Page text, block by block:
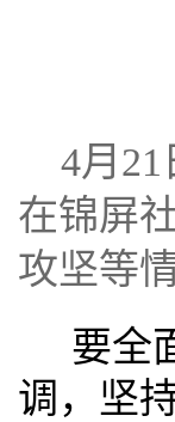
4月
在锦屏
攻坚等情
要全
调，坚